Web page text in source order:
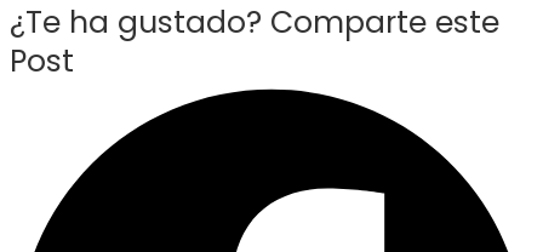
¿Te ha gustado? Comparte este
Post